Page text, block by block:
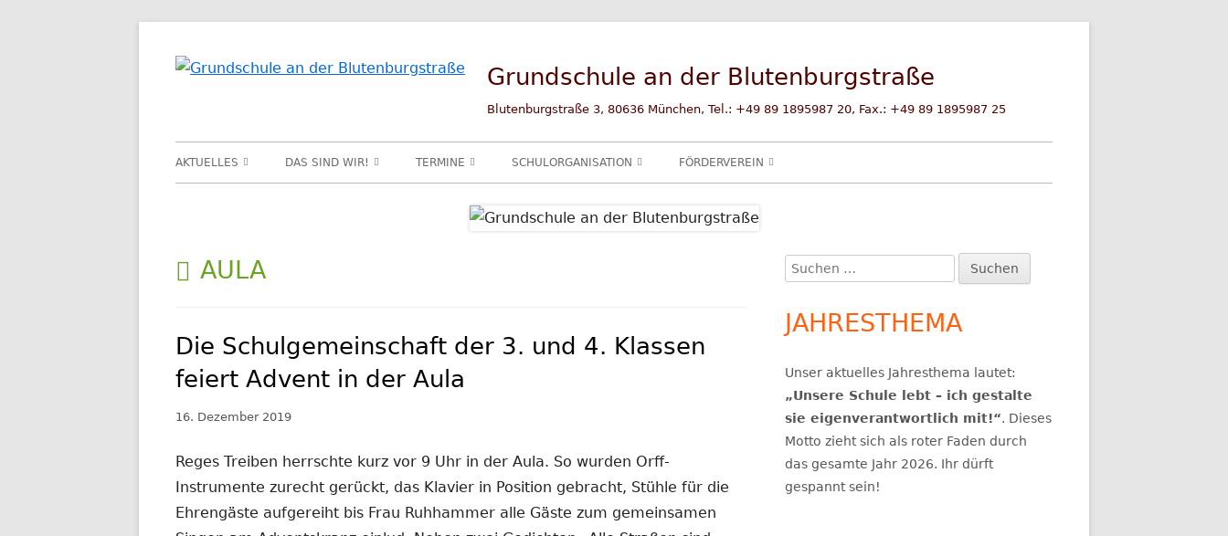
Grundschule an der Blutenburgstraße
Blutenburgstraße 3, 80636 München, Tel.: +49 89 1895987 20, Fax.: +49 89 1895987 25
Primäres
AKTUELLES
VERANSTALTUNGEN
DAS SIND WIR! TERMINE SCHULORGANISATION
KINDERGÄRTEN
WEITERE KOOPERATIONSPARTNER
BERATUNG
ERZIEHUNGSBERATUNG
FÖRDERVEREIN
UNSERE FÖRDERER
KONTAKT
SCHLAGWORT:
AULA
Die Schulgemeinschaft der 3. und 4. Klassen
feiert Advent in der Aula
Veröffentlicht
16. Dezember 2019
Reges Treiben herrschte kurz vor 9 Uhr in der Aula. So wurden Orff-
Instrumente zurecht gerückt, das Klavier in Position gebracht, Stühle für die
Ehrengäste aufgereiht bis Frau Ruhhammer alle Gäste zum gemeinsamen
Haupt-
Seitenleiste
Suchen
nach:
JAHRESTHEMA
Unser aktuelles Jahresthema lautet:
„Unsere Schule lebt – ich gestalte
sie eigenverantwortlich mit!“. Dieses
Motto zieht sich als roter Faden durch
das gesamte Jahr 2026. Ihr dürft
gespannt sein!